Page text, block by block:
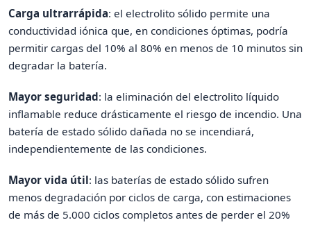
Carga ultrarrápida: el electrolito sólido permite una
conductividad iónica que, en condiciones óptimas, podría
permitir cargas del 10% al 80% en menos de 10 minutos sin
degradar la batería.
Mayor seguridad: la eliminación del electrolito líquido
inflamable reduce drásticamente el riesgo de incendio. Una
batería de estado sólido dañada no se incendiará,
independientemente de las condiciones.
Mayor vida útil: las baterías de estado sólido sufren
menos degradación por ciclos de carga, con estimaciones
de más de 5.000 ciclos completos antes de perder el 20%